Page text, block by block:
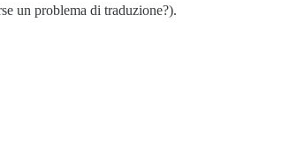
un problema di traduzione?).